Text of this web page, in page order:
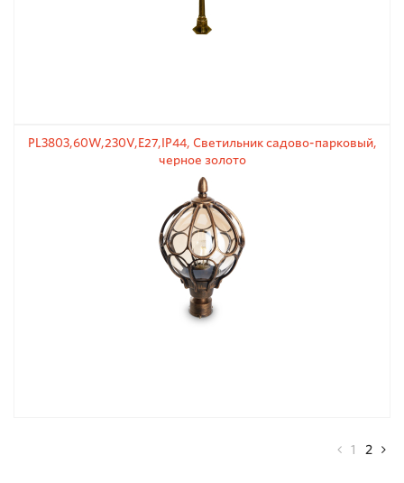
PL3803,60W,230V,E27,IP44, Светильник садово-парковый,
черное золото
1 2